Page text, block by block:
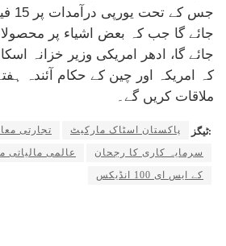
جس
جائے گا جب کہ بعض اشیاء پر
جائے گا، ادھر امریکی وزیر خزانہ
کہ امریکہ اور چین کے حکام آئندہ
ملاقات کریں گے۔
ٹیگز: پاکستان اسٹاک مارکیٹ
تجارتی
سرمایہ کاری کا رجحان
عالمی مالیاتی
کے ایس ای 100 انڈیکس